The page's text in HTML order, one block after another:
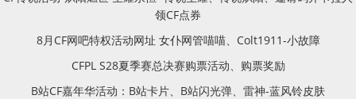
领CF点券
8月CF网吧特权活动网址 女仆网管喵喵、Colt1911-小故障
CFPL S28夏季赛总决赛购票活动、购票奖励
B站CF嘉年华活动：B站卡片、B站闪光弹、雷神-蓝风铃皮肤